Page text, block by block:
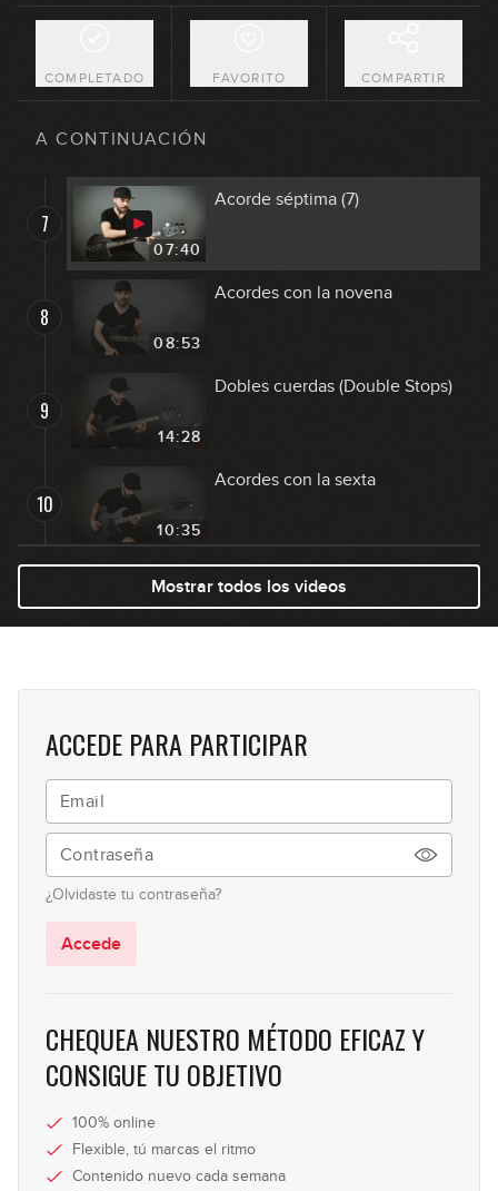
COMPLETADO FAVORITO COMPARTIR
A CONTINUACIÓN
Acorde mayor séptima (Maj7)
6
Acorde menor séptima (m7)
7
07:40
Acorde séptima (7)
8
08:53
Acordes con la novena
9
14:28
Dobles cuerdas (Double Stops)
10
10:35
Acordes con la sexta
12:06
Acordes sus
12
13
Acordes con sonoridades
14
Iniciación al Chord Melody
Mostrar todos los videos
ACCEDE PARA PARTICIPAR
¿Olvidaste tu contraseña?
Accede
CHEQUEA NUESTRO MÉTODO EFICAZ Y
CONSIGUE TU OBJETIVO
100% online
Flexible, tú marcas el ritmo
Contenido nuevo cada semana